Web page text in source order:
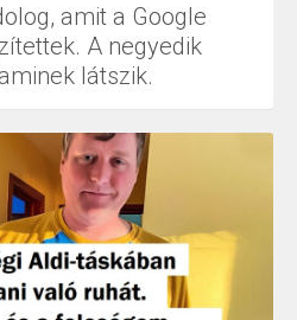
amit a Google
A negyedik
látszik.